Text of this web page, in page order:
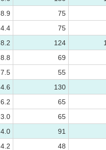
8.9
75
4.4
75
8.2 124
8.8
69
7.5
55
4.6
130
6.2
65
3.0
65
4.0
91
4.2 48